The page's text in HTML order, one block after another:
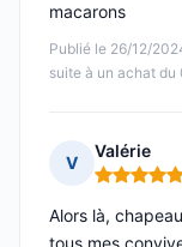
Publié le 26/12/
suite à un achat
macarons
V
Valérie
Note : 5
Alors là,